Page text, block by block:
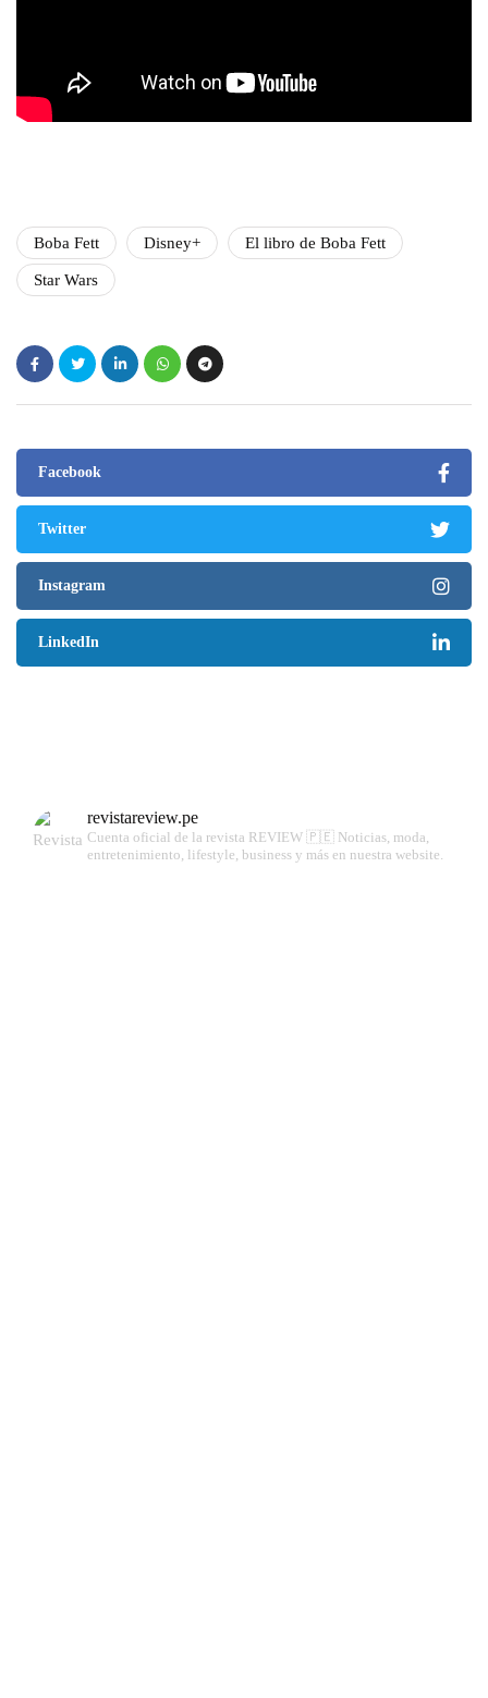
Boba Fett Disney+ El libro de Boba Fett
Star Wars
Facebook
Twitter
Instagram
LinkedIn
revistareview.pe
Cuenta oficial de la revista REVIEW 🇵🇪 Noticias, moda,
entretenimiento, lifestyle, business y más en nuestra website.